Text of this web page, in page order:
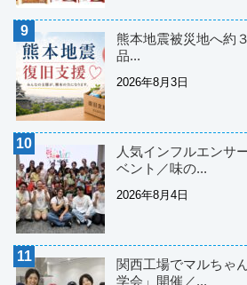
熊本地震被災地へ約
品...
2026年8月3日
人気インフルエンサ
ベント／味の...
2026年8月4日
関西工場でマルちゃ
学会」開催／...